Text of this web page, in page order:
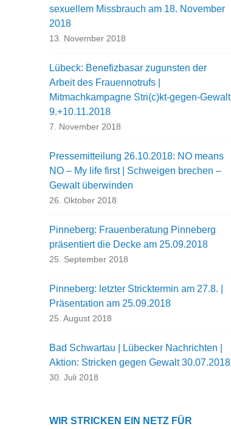
sexuellem Missbrauch am 18. November
2018
13. November 2018
Lübeck: Benefizbasar zugunsten der
Arbeit des Frauennotrufs |
Mitmachkampagne Stri(c)kt-gegen-Gewalt
9.+10.11.2018
7. November 2018
Pressemitteilung 26.10.2018: NO means
NO – My life first | Schweigen brechen –
Gewalt überwinden
26. Oktober 2018
Pinneberg: Frauenberatung Pinneberg
präsentiert die Decke am 25.09.2018
25. September 2018
Pinneberg: letzter Stricktermin am 27.8. |
Präsentation am 25.09.2018
25. August 2018
Bad Schwartau | Lübecker Nachrichten |
Aktion: Stricken gegen Gewalt 30.07.2018
30. Juli 2018
WIR STRICKEN EIN NETZ FÜR